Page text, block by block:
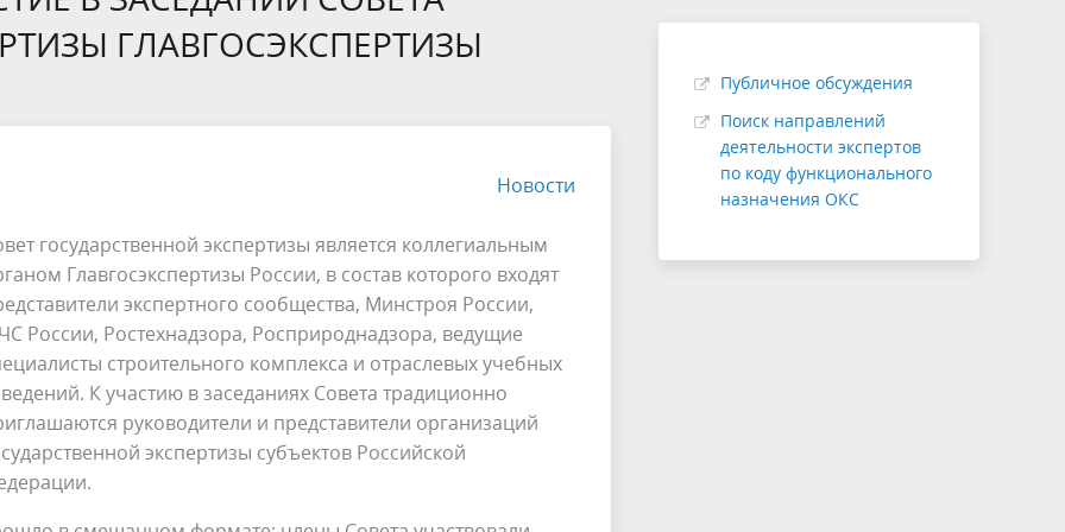
Обращения граждан
соответствии с п. 45(14)
Проверка сметной стоимости
Экспертиза с применением ТИМ
(рассмотрение ЦИМ)
определения сметной
Пупкин
ГЛАВГОСЭКСПЕРТИЗЫ
Новости
государственной экспертизы является коллегиальным
Главгосэкспертизы России, в состав которого входят
экспертного сообщества, Минстроя России,
России, Ростехнадзора, Росприроднадзора, ведущие
строительного комплекса и отраслевых учебных
К участию в заседаниях Совета традиционно
руководители и представители организаций
экспертизы субъектов Российской
Публичное обсуждения
Поиск направлений
деятельности экспертов
по коду функционального
назначения ОКС